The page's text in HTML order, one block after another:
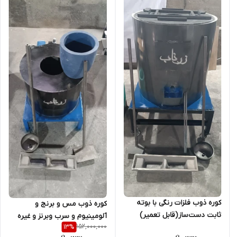
کوره ذوب فلزات رنگی با بوته
ثابت دست‌ساز(قابل تعمیر)
کوره ذوب مس و برنج و
آلومینیوم و سرب وبرنز و غیره
۴۰ک
152,000,000
13%